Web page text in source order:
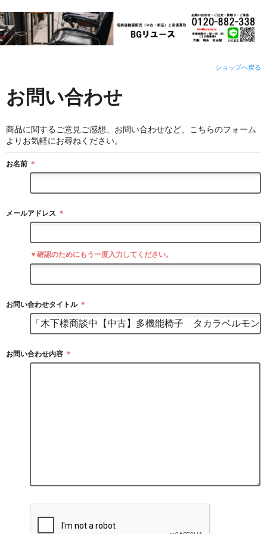
ショップへ戻る
お問い合わせ
商品に関するご意見ご感想、お問い合わせなど、こちらのフォーム
よりお気軽にお尋ねください。
お名前 ＊
メールアドレス ＊
▼確認のためにもう一度入力してください。
お問い合わせタイトル ＊
お問い合わせ内容 ＊